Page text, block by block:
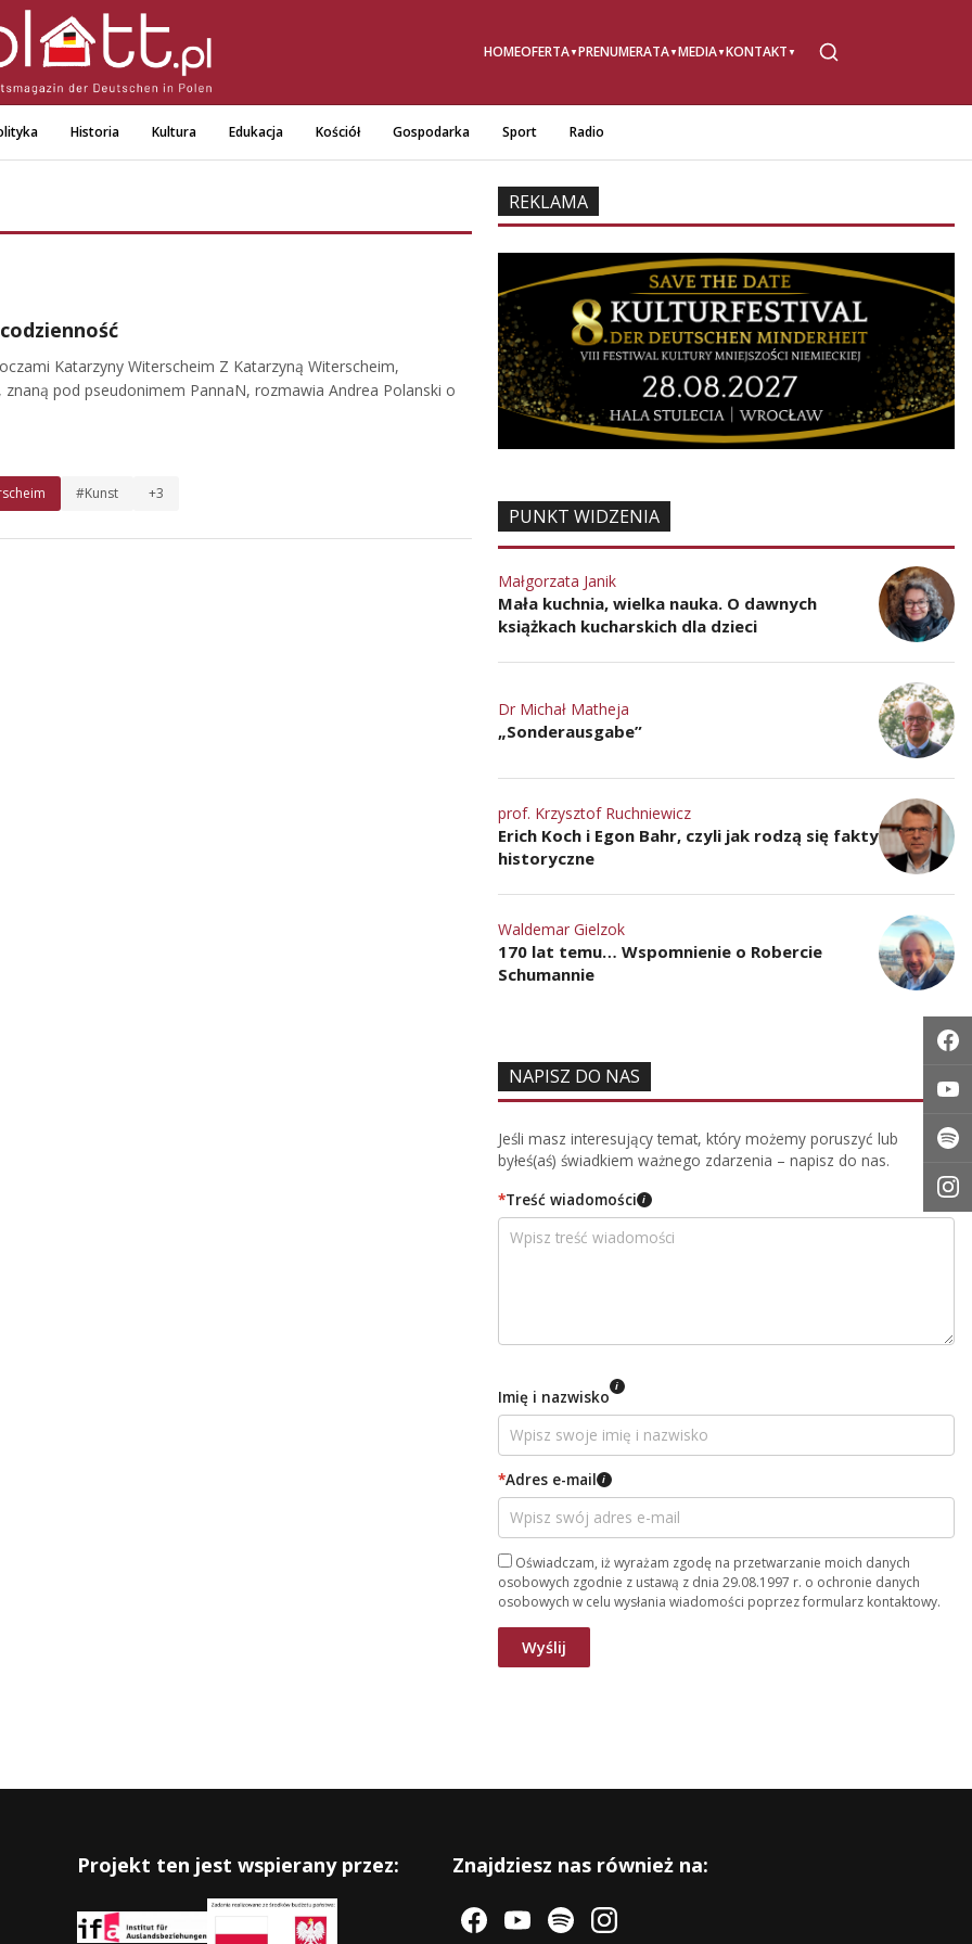
HOMEOFERTA PRENUMERATA MEDIA KONTAKT
Historia Kultura Edukacja Kościół Gospodarka Sport Radio
Katarzyny Witerscheim Z Katarzyną Witerscheim,
pod pseudonimem PannaN, rozmawia Andrea Polanski o
#Kunst +3
REKLAMA
PUNKT WIDZENIA
Małgorzata Janik
Mała kuchnia, wielka nauka. O dawnych
książkach kucharskich dla dzieci
Dr Michał Matheja
„Sonderausgabe”
prof. Krzysztof Ruchniewicz
Erich Koch i Egon Bahr, czyli jak rodzą się fakty
historyczne
Waldemar Gielzok
170 lat temu… Wspomnienie o Robercie
Schumannie
NAPISZ DO NAS
Jeśli masz interesujący temat, który możemy poruszyć lub
byłeś(aś) świadkiem ważnego zdarzenia – napisz do nas.
*Treść wiadomości i
Imię i nazwisko i
*Adres e-mail i
Oświadczam, iż wyrażam zgodę na przetwarzanie moich danych
osobowych zgodnie z ustawą z dnia 29.08.1997 r. o ochronie danych
osobowych w celu wysłania wiadomości poprzez formularz kontaktowy.
Projekt ten jest wspierany przez: Znajdziesz nas również na: